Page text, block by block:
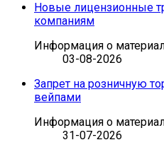
Новые лицензионные
компаниям
Информация о
03-08-2026
Запрет на розничную
вейпами
Информация о
31-07-2026